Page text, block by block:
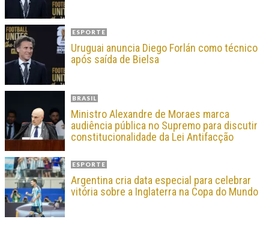
ESPORTE
Uruguai anuncia Diego Forlán como técnico
após saída de Bielsa
BRASIL
Ministro Alexandre de Moraes marca
audiência pública no Supremo para discutir
constitucionalidade da Lei Antifacção
ESPORTE
Argentina cria data especial para celebrar
vitória sobre a Inglaterra na Copa do Mundo